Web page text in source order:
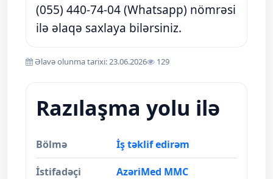
(055) 440-74-04 (Whatsapp) nömrəsi
ilə əlaqə saxlaya bilərsiniz.
Əlavə olunma tarixi: 23.06.2026 129
Razılaşma yolu ilə
Bölmə İş təklif edirəm
İstifadəçi AzəriMed MMC